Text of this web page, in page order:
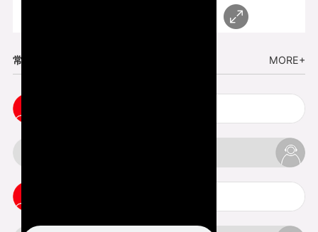
常见问题 MORE+